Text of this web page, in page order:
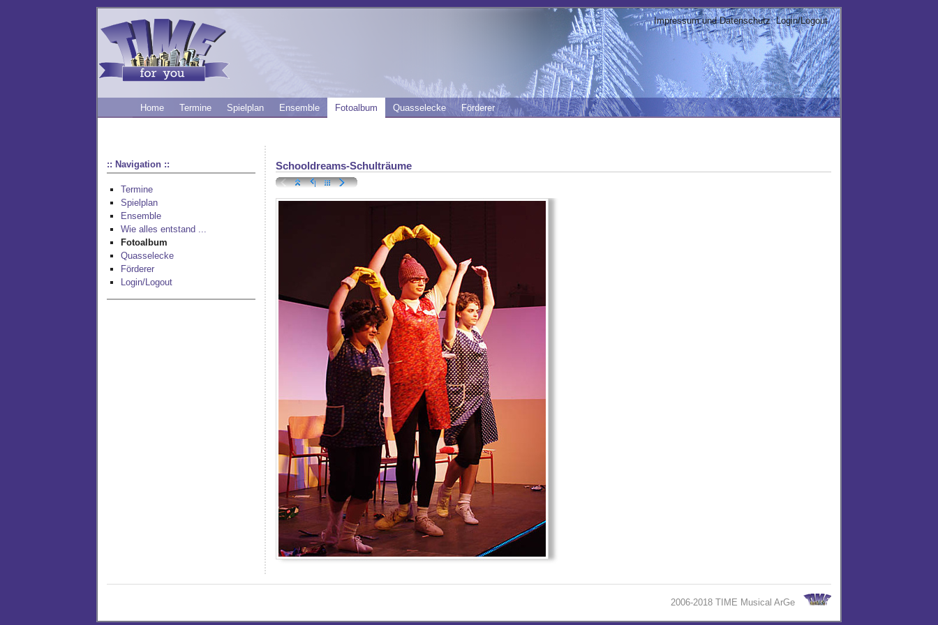
Impressum und Datenschutz Login/Logout
Home Termine Spielplan Ensemble Fotoalbum Quasselecke Förderer
:: Navigation ::
Termine
Spielplan
Ensemble
Wie alles entstand ...
Fotoalbum
Quasselecke
Förderer
Login/Logout
Schooldreams-Schulträume
2006-2018 TIME Musical ArGe